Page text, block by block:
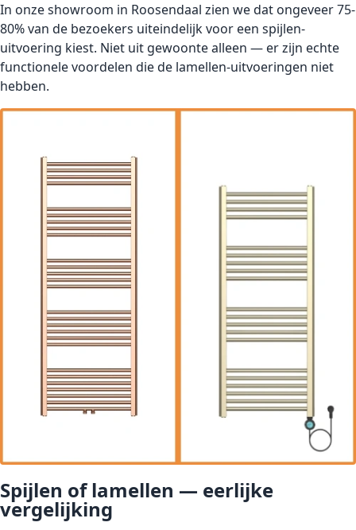
In onze showroom in Roosendaal zien we dat ongeveer 75-
80% van de bezoekers uiteindelijk voor een spijlen-
uitvoering kiest. Niet uit gewoonte alleen — er zijn echte
functionele voordelen die de lamellen-uitvoeringen niet
hebben.
Spijlen of lamellen — eerlijke
vergelijking